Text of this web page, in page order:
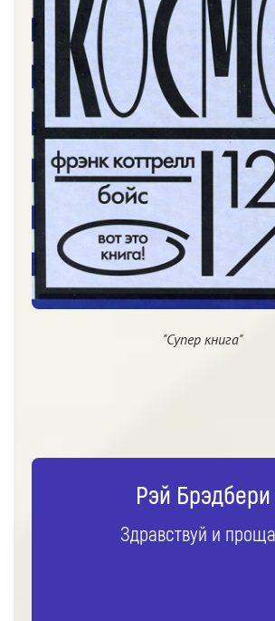
"Супер книга"
Рэй Брэдбери
Здравствуй и